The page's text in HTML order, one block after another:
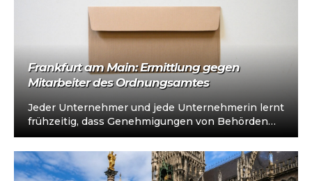
Frankfurt am Main: Ermittlung gegen
Mitarbeiter des Ordnungsamtes
Jeder Unternehmer und jede Unternehmerin lernt
frühzeitig, dass Genehmigungen von Behörden
beschafft werden müssen. Oft ist dieser Prozess
mit Wartezeiten,…